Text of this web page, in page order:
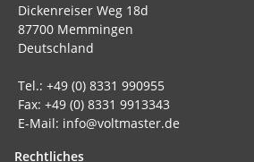
Dickenreiser Weg 18d
87700 Memmingen
Deutschland
Tel.: +49 (0) 8331 990955
Fax: +49 (0) 8331 9913343
E-Mail: info@voltmaster.de
Rechtliches